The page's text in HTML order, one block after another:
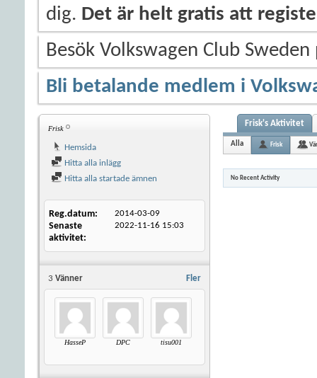
dig. Det är helt gratis att
Besök Volkswagen Club
Bli betalande medlem i
Frisk
Hemsida
Hitta alla inlägg
Hitta alla startade ämnen
Reg.datum 2014-03-09
Senaste
aktivitet
2022-11-16 15:03
Fler
3 Vänner
HasseP DPC tisu001
Frisk's Aktivitet
Alla Frisk
No Recent Activity